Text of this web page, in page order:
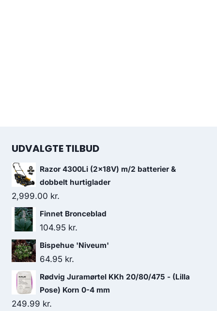
UDVALGTE TILBUD
Razor 4300Li (2x18V) m/2 batterier &
dobbelt hurtiglader
2,999.00 kr.
Finnet Bronceblad
104.95 kr.
Bispehue 'Niveum'
64.95 kr.
Rødvig Juramørtel KKh 20/80/475 - (Lilla
Pose) Korn 0-4 mm
249.99 kr.